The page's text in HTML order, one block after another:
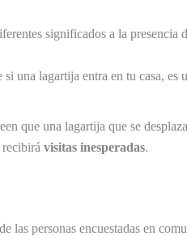
significados a la presencia
si una lagartija entra en tu casa, es
que una lagartija que se
recibirá visitas inesperadas.
de las personas encuestadas en